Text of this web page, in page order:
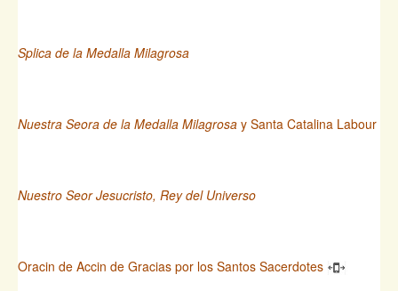
Splica de la Medalla Milagrosa
Nuestra Seora de la Medalla Milagrosa y Santa Catalina Labour
Nuestro Seor Jesucristo, Rey del Universo
Oracin de Accin de Gracias por los Santos Sacerdotes